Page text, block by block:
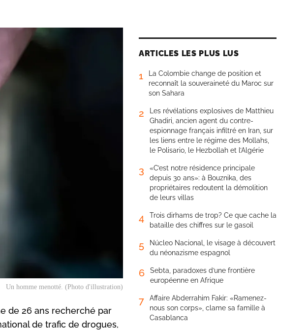
Un homme menotté. (Photo d'illustration)
de 26 ans recherché par
de trafic de drogues,
ARTICLES LES PLUS LUS
1
La Colombie change de position et
reconnaît la souveraineté du Maroc sur
son Sahara
2
Les révélations explosives de Matthieu
Ghadiri, ancien agent du contre-
espionnage français infiltré en Iran, sur
les liens entre le régime des Mollahs,
le Polisario, le Hezbollah et l’Algérie
3
«C’est notre résidence principale
depuis 30 ans»: à Bouznika, des
propriétaires redoutent la démolition
de leurs villas
4
Trois dirhams de trop? Ce que cache la
bataille des chiffres sur le gasoil
5
Núcleo Nacional, le visage à découvert
du néonazisme espagnol
6
Sebta, paradoxes d’une frontière
européenne en Afrique
7
Affaire Abderrahim Fakir: «Ramenez-
nous son corps», clame sa famille à
Casablanca